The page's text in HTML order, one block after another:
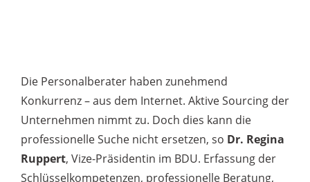
Die Personalberater haben zunehmend
Konkurrenz – aus dem Internet. Aktive Sourcing der
Unternehmen nimmt zu. Doch dies kann die
professionelle Suche nicht ersetzen, so Dr. Regina
Ruppert, Vize-Präsidentin im BDU. Erfassung der
Schlüsselkompetenzen, professionelle Beratung,